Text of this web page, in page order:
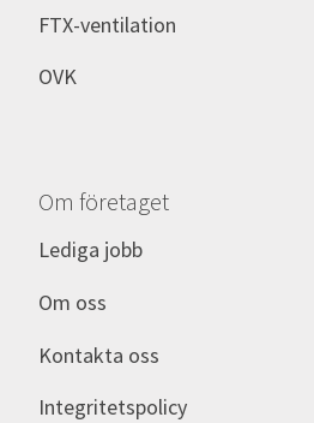
FTX-ventilation
OVK
Om företaget
Lediga jobb
Om oss
Kontakta oss
Integritetspolicy